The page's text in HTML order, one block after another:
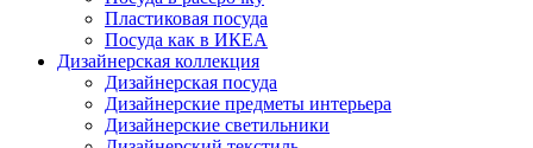
Пластиковая посуда
Посуда как в ИКЕА
Дизайнерская коллекция
Дизайнерская посуда
Дизайнерские предметы интерьера
Дизайнерские светильники